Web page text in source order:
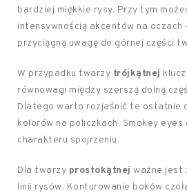
bardziej miękkie rysy. Przy tym
intensywnością akcentów na
przyciągną uwagę do górnej części
W przypadku twarzy trójkątnej
równowagi między szerszą dolną
Dlatego warto rozjaśnić te ostatnie
kolorów na policzkach. Smokey eyes
charakteru spojrzeniu.
Dla twarzy prostokątnej ważne jest
linii rysów. Konturowanie boków